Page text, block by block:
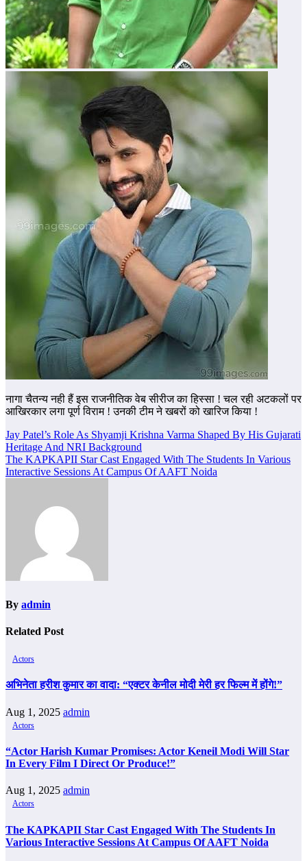
नागा चैतन्य नही हैं इस राजनीतिक वेब सीरीज का हिस्सा ! चल रही अटकलों पर
आखिरकार लगा पूर्ण विराम ! उनकी टीम ने खबरों को खारिज किया !
Post
navigation
Jay Patel’s Role As Shyamji Krishna Varma Shaped By His Gujarati
Heritage And NRI Background
The KAPKAPII Star Cast Engaged With The Students In Various
Interactive Sessions At Campus Of AAFT Noida
By admin
Related Post
Actors
अभिनेता हरीश कुमार का वादा: “एक्टर केनील मोदी मेरी हर फिल्म में होंगे!”
Aug 1, 2025 admin
Actors
“Actor Harish Kumar Promises: Actor Keneil Modi Will Star
In Every Film I Direct Or Produce!”
Aug 1, 2025 admin
Actors
The KAPKAPII Star Cast Engaged With The Students In
Various Interactive Sessions At Campus Of AAFT Noida